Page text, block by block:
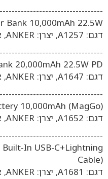
Bank 10,000mAh 22.5W
דגם: A1257, יצרן: ANKER, ארץ ייצור:סין
20,000mAh 22.5W PD
דגם: A1647, יצרן: ANKER, ארץ ייצור:סין
10,000mAh (MagGo)
דגם: A1652, יצרן: ANKER, ארץ ייצור:סין
In USB-C+Lightning
Cable)
דגם: A1681, יצרן: ANKER, ארץ ייצור:סין